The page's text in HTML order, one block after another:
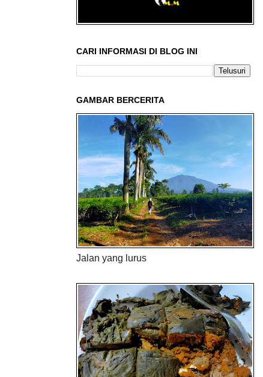
CARI INFORMASI DI BLOG INI
GAMBAR BERCERITA
Jalan yang lurus